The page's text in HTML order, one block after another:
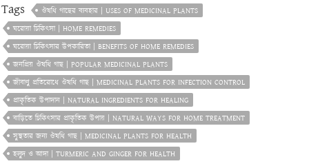
Tags
ঔষধি গাছের ব্যবহার | USES OF MEDICINAL PLANTS
ঘরোয়া চিকিৎসা | HOME REMEDIES
ঘরোয়া চিকিৎসার উপকারিতা | BENEFITS OF HOME REMEDIES
জনপ্রিয় ঔষধি গাছ | POPULAR MEDICINAL PLANTS
জীবাণু প্রতিরোধে ঔষধি গাছ | MEDICINAL PLANTS FOR INFECTION CONTROL
প্রাকৃতিক উপাদান | NATURAL INGREDIENTS FOR HEALING
বাড়িতে চিকিৎসার প্রাকৃতিক উপায় | NATURAL WAYS FOR HOME TREATMENT
সুস্থতার জন্য ঔষধি গাছ | MEDICINAL PLANTS FOR HEALTH
হলুদ ও আদা | TURMERIC AND GINGER FOR HEALTH